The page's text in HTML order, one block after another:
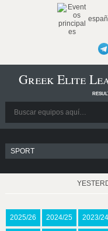
Greek Elite
2025/26 2024/25 2023/24